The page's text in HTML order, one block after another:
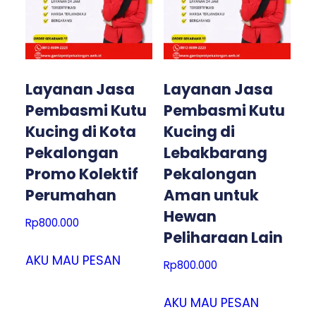
Layanan Jasa
Pembasmi Kutu
Kucing di Kota
Pekalongan
Promo Kolektif
Perumahan
Rp800.000
AKU MAU PESAN
Layanan Jasa
Pembasmi Kutu
Kucing di
Lebakbarang
Pekalongan
Aman untuk
Hewan
Peliharaan Lain
Rp800.000
AKU MAU PESAN